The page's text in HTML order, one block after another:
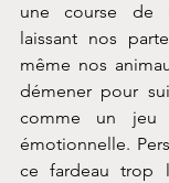
une course de
laissant nos
même nos
démener pour
comme un jeu
émotionnelle.
ce fardeau trop